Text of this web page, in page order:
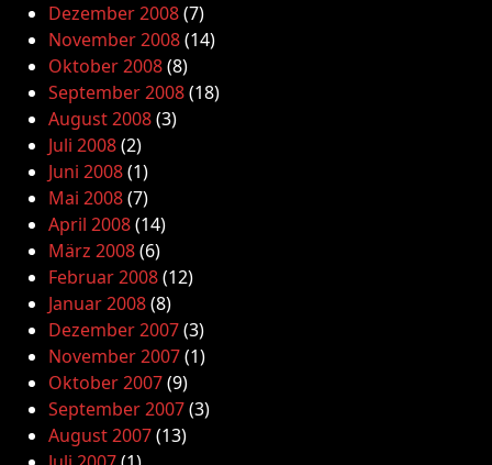
Dezember 2008(7)
November 2008(14)
Oktober 2008(8)
September 2008(18)
August 2008(3)
Juli 2008(2)
Juni 2008(1)
Mai 2008(7)
April 2008(14)
März 2008(6)
Februar 2008(12)
Januar 2008(8)
Dezember 2007(3)
November 2007(1)
Oktober 2007(9)
September 2007(3)
August 2007(13)